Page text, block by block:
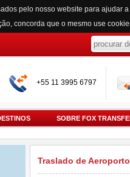
pelo nosso website para
concorda que o mesmo use
+55 11 3995 6797
SOBRE FOX
Traslado de